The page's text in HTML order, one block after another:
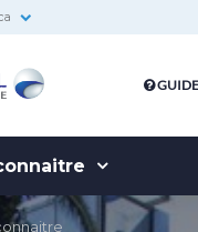
Bourse